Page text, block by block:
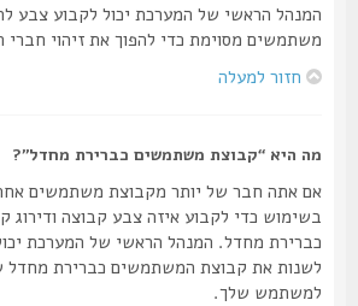
המנהל הראשי של המערכת יכול לקבוע צבע
משתמשים מסוימת כדי להפוך את זיהוי חברי
חזור למעלה
מה היא “קבוצת משתמשים כברירת מחדל”?
אם אתה חבר של יותר מקבוצת משתמשים אחת,
בשימוש כדי לקבוע איזה צבע קבוצה ודירוג קבוצה
כברירת מחדל. המנהל הראשי של המערכת יכול
לשנות את קבוצת המשתמשים כברירת מחדל שלך
למשתמש שלך.